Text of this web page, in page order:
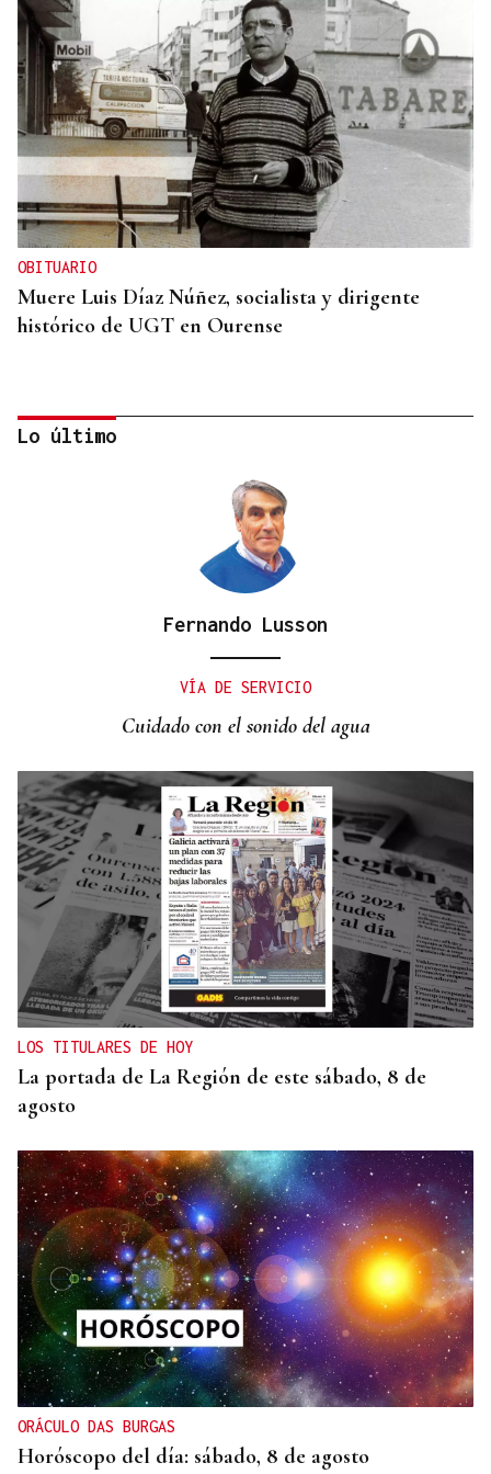
OBITUARIO
Muere Luis Díaz Núñez, socialista y dirigente
histórico de UGT en Ourense
Un herido en la colisión entre dos coches en la
Lo último
Fernando Lusson
VÍA DE SERVICIO
Cuidado con el sonido del agua
LOS TITULARES DE HOY
La portada de La Región de este sábado, 8 de
agosto
ORÁCULO DAS BURGAS
Horóscopo del día: sábado, 8 de agosto